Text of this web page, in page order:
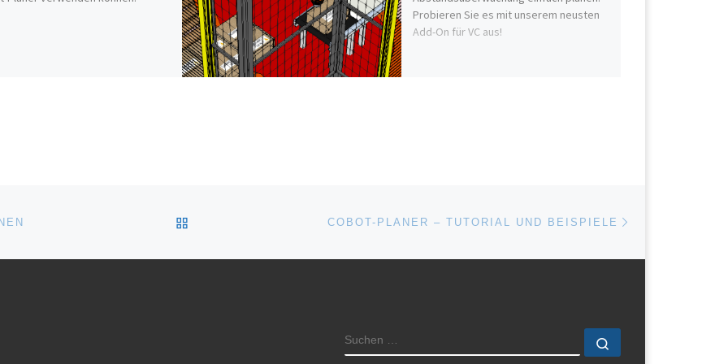
Probieren Sie es mit unserem neusten
Add-On für VC aus!
ZURÜCK ZUR BEITRAGSLISTECOBOT-PLANER – TUTORIAL UND BEISPIELE
SUCHE